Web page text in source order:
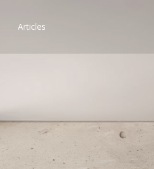
Articles